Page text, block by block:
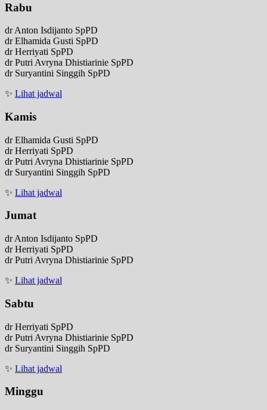
Rabu
dr Anton Isdijanto SpPD
dr Elhamida Gusti SpPD
dr Herriyati SpPD
dr Putri Avryna Dhistiarinie SpPD
dr Suryantini Singgih SpPD
✨ Lihat jadwal
Kamis
dr Elhamida Gusti SpPD
dr Herriyati SpPD
dr Putri Avryna Dhistiarinie SpPD
dr Suryantini Singgih SpPD
✨ Lihat jadwal
Jumat
dr Anton Isdijanto SpPD
dr Herriyati SpPD
dr Putri Avryna Dhistiarinie SpPD
✨ Lihat jadwal
Sabtu
dr Herriyati SpPD
dr Putri Avryna Dhistiarinie SpPD
dr Suryantini Singgih SpPD
✨ Lihat jadwal
Minggu